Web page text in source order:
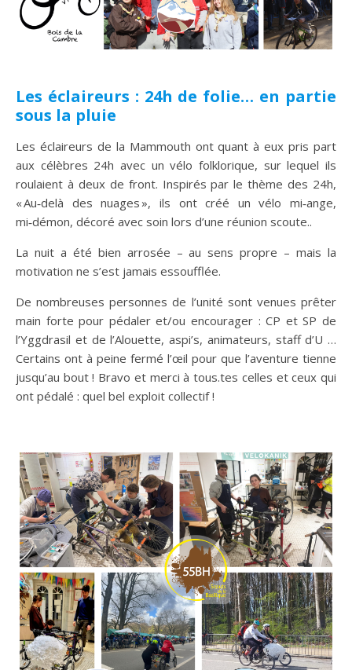
Les éclaireurs : 24h de folie… en partie
sous la pluie
Les éclaireurs de la Mammouth ont quant à eux pris part
aux célèbres 24h avec un vélo folklorique, sur lequel ils
roulaient à deux de front. Inspirés par le thème des 24h,
« Au‑delà des nuages », ils ont créé un vélo mi‑ange,
mi‑démon, décoré avec soin lors d’une réunion scoute..
La nuit a été bien arrosée – au sens propre – mais la
motivation ne s’est jamais essoufflée.
De nombreuses personnes de l’unité sont venues prêter
main forte pour pédaler et/ou encourager : CP et SP de
l’Yggdrasil et de l’Alouette, aspi’s, animateurs, staff d’U …
Certains ont à peine fermé l’œil pour que l’aventure tienne
jusqu’au bout ! Bravo et merci à tous.tes celles et ceux qui
ont pédalé : quel bel exploit collectif !